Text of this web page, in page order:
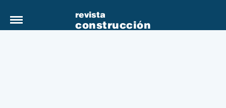
revista
construcción